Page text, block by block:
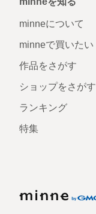
minneについて
minneで買いたい
作品をさがす
ショップをさがす
ランキング
特集